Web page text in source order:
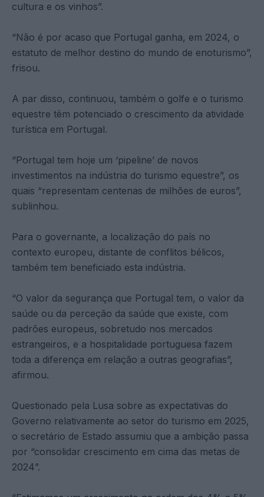
cultura e os vinhos”.
“Não é por acaso que Portugal ganha, em 2024, o
estatuto de melhor destino do mundo de enoturismo”,
frisou.
A par disso, continuou, também o golfe e o turismo
equestre têm potenciado o crescimento da atividade
turística em Portugal.
“Portugal tem hoje um ‘pipeline’ de novos
investimentos na indústria do turismo equestre”, os
quais “representam centenas de milhões de euros”,
sublinhou.
Para o governante, a localização do país no
contexto europeu, distante de conflitos bélicos,
também tem beneficiado esta indústria.
“O valor da segurança que Portugal tem, o valor da
saúde ou da perceção da saúde que existe, com
padrões europeus, sobretudo nos mercados
estrangeiros, e a hospitalidade portuguesa fazem
toda a diferença em relação a outras geografias”,
afirmou.
Questionado pela Lusa sobre as expectativas do
Governo relativamente ao setor do turismo em 2025,
o secretário de Estado assumiu que a ambição passa
por “consolidar crescimento em cima das metas de
2024”.